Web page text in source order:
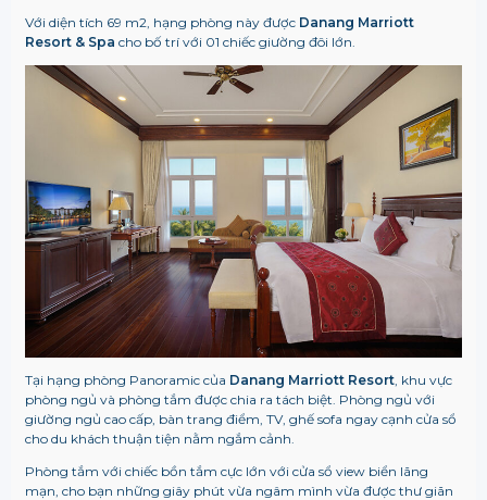
Với diện tích 69 m2, hạng phòng này được Danang Marriott
Resort & Spa cho bố trí với 01 chiếc giường đôi lớn.
Tại hạng phòng Panoramic của Danang Marriott Resort, khu vực
phòng ngủ và phòng tắm được chia ra tách biệt. Phòng ngủ với
giường ngủ cao cấp, bàn trang điểm, TV, ghế sofa ngay cạnh cửa sổ
cho du khách thuận tiện nằm ngắm cảnh.
Phòng tắm với chiếc bồn tắm cực lớn với cửa sổ view biển lãng
mạn, cho bạn những giây phút vừa ngâm mình vừa được thư giãn